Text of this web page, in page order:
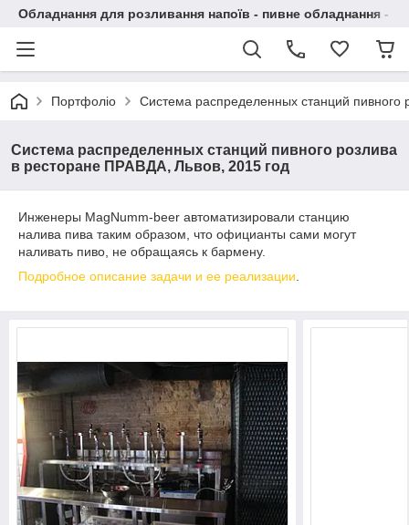
Обладнання для розливання напоїв - пивне обладнання - в
Портфоліо Система распределенных станций
Система распределенных станций пивного розлива
в ресторане ПРАВДА, Львов, 2015 год
Инженеры MagNumm-beer автоматизировали станцию
налива пива таким образом, что официанты сами могут
наливать пиво, не обращаясь к бармену.
Подробное описание задачи и ее реализации